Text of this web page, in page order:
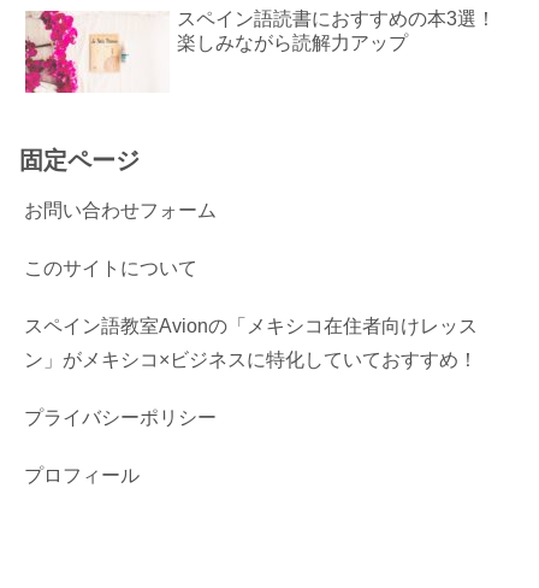
スペイン語読書におすすめの本3選！
楽しみながら読解力アップ
固定ページ
お問い合わせフォーム
このサイトについて
スペイン語教室Avionの「メキシコ在住者向けレッス
ン」がメキシコ×ビジネスに特化していておすすめ！
プライバシーポリシー
プロフィール